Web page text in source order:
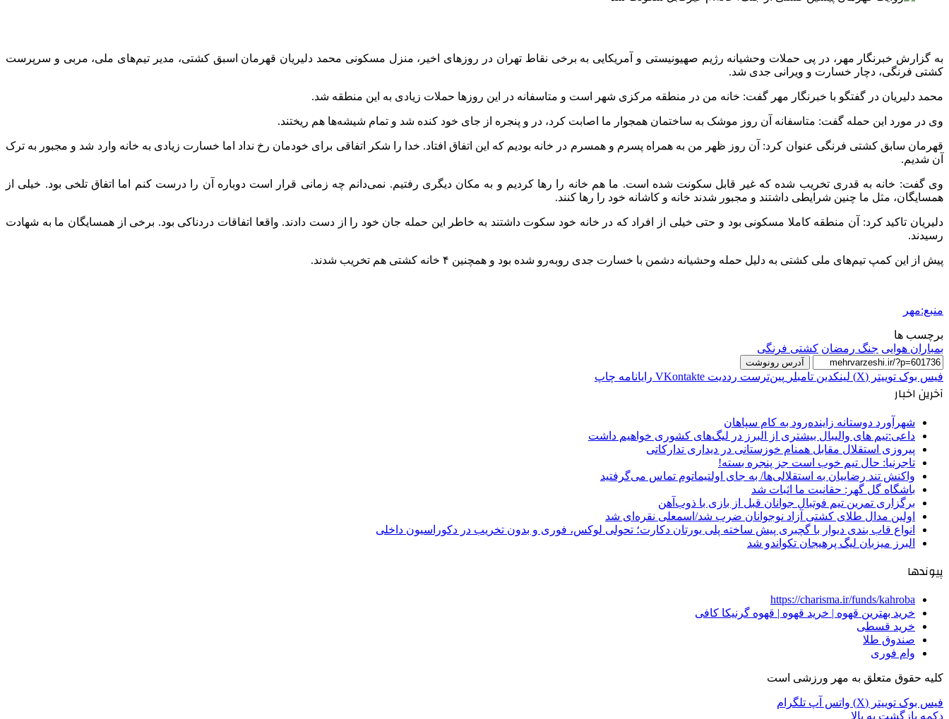
به گزارش خبرنگار مهر، در پی حملات وحشیانه رژیم صهیونیستی و آمریکایی به برخی نقاط تهران در روزهای اخیر، منزل مسکونی محمد دلیریان قهرمان اسبق کشتی، مدیر تیم‌های ملی، مربی و سرپرست
کشتی فرنگی، دچار خسارت و ویرانی جدی شد.
محمد دلیریان در گفتگو با خبرنگار مهر گفت: خانه من در منطقه مرکزی شهر است و متاسفانه در این روزها حملات زیادی به این منطقه شد.
وی در مورد این حمله گفت: متاسفانه آن روز موشک به ساختمان همجوار ما اصابت کرد، در و پنجره از جای خود کنده شد و تمام شیشه‌ها هم ریختند.
قهرمان سابق کشتی فرنگی عنوان کرد: آن روز ظهر من به همراه پسرم و همسرم در خانه بودیم که این اتفاق افتاد. خدا را شکر اتفاقی برای خودمان رخ نداد اما خسارت‌ زیادی به خانه وارد شد و مجبور به ترک
آن شدیم.
وی گفت: خانه به قدری تخریب شده که غیر قابل سکونت شده است. ما هم خانه را رها کردیم و به مکان دیگری رفتیم. نمی‌دانم چه زمانی قرار است دوباره آن را درست کنم اما اتفاق تلخی بود. خیلی از
همسایگان، مثل ما چنین شرایطی داشتند و مجبور شدند خانه و کاشانه خود را رها کنند.
دلیریان تاکید کرد: آن منطقه کاملا مسکونی بود و حتی خیلی از افراد که در خانه خود سکوت داشتند به خاطر این حمله جان خود را از دست دادند. واقعا اتفاقات دردناکی بود. برخی از همسایگان ما به شهادت
رسیدند.
پیش از این کمپ تیم‌های ملی کشتی به دلیل حمله وحشیانه دشمن با خسارت جدی روبه‌رو شده بود و همچنین ۴ خانه کشتی هم تخریب شدند.
منبع:مهر
برچسب ها
بمباران هوایی جنگ رمضان کشتی فرنگی
آدرس رونوشت
فیس بوک توییتر (X) لینکدین ‫تامبلر ‫پین‌ترست ‫رددیت ‫VKontakte رایانامه چاپ
آخرین اخبار
شهرآورد دوستانه زاینده‌رود به کام سپاهان
داعی:تیم های والیبال بیشتری از البرز در لیگ‌های کشوری خواهیم داشت
پیروزی استقلال مقابل همنام خوزستانی در دیداری تدارکاتی
تاجرنیا: حال تیم خوب است جز پنجره بسته!
واکنش تند رضاییان به استقلالی‌ها/ به جای اولتیماتوم تماس می‌گرفتید
باشگاه گل گهر: حقانیت ما اثبات شد
برگزاری تمرین تیم فوتبال جوانان قبل از بازی با ذوب‌آهن
اولین مدال طلای کشتی آزاد نوجوانان ضرب شد/اسمعلی نقره‌ای شد
انواع قاب بندی دیوار با گچبری پیش ساخته پلی یورتان دکارت؛ تحولی لوکس، فوری و بدون تخریب در دکوراسیون داخلی
البرز میزبان لیگ پرهیجان تکواندو شد
پیوندها
https://charisma.ir/funds/kahroba
خرید بهترین قهوه | خرید قهوه | قهوه گرنیکا کافی
خرید قسطی
صندوق طلا
وام فوری
کلیه حقوق متعلق به مهر ورزشی است
فیس بوک توییتر (X) واتس آپ تلگرام
دکمه بازگشت به بالا